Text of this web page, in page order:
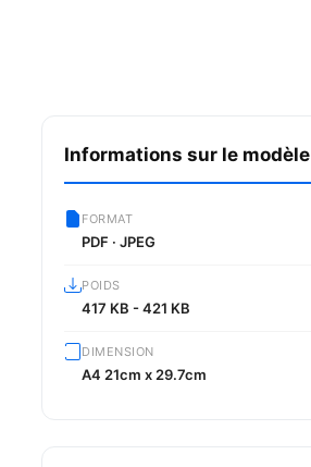
Informations sur le modèle
FORMAT
PDF · JPEG
POIDS
417 KB - 421 KB
DIMENSION
A4 21cm x 29.7cm